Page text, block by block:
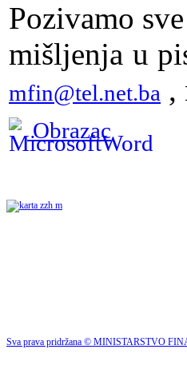
Pozivamo
mišljenja u
mfin@tel.net.ba ,
Obrazac
Sva prava pridržana © MINISTARSTVO